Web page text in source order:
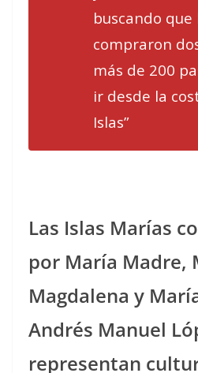
buscando que
compraron
más de 200
ir desde la
Islas”
Las Islas Marías
por María Madre,
Magdalena y
Andrés Manuel
representan